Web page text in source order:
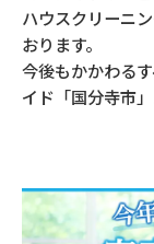
ハウスクリーニ
おります。
今後もかかわる
イド「国分寺市